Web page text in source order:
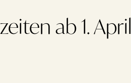
ab 1. April